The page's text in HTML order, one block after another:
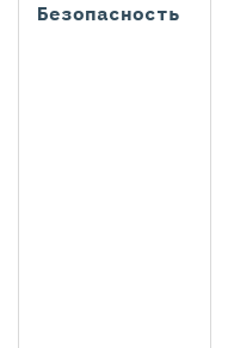
Безопасность